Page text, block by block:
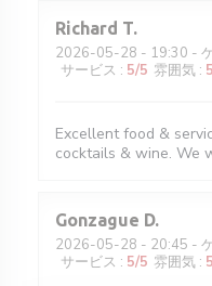
Richard T
2026-05-28 - 19:30 -
サービス : 5/5 雰囲気 : 5
Excellent food &
cocktails & wine. We
Gonzague D
2026-05-28 - 20:45 -
サービス : 5/5 雰囲気 : 5